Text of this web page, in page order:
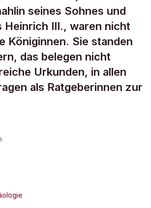
Frauenseines Sohnes und
Heinrich III., waren nicht
Königinnen. Sie standen
das belegen nicht
Urkunden, in allen
als Ratgeberinnen zur